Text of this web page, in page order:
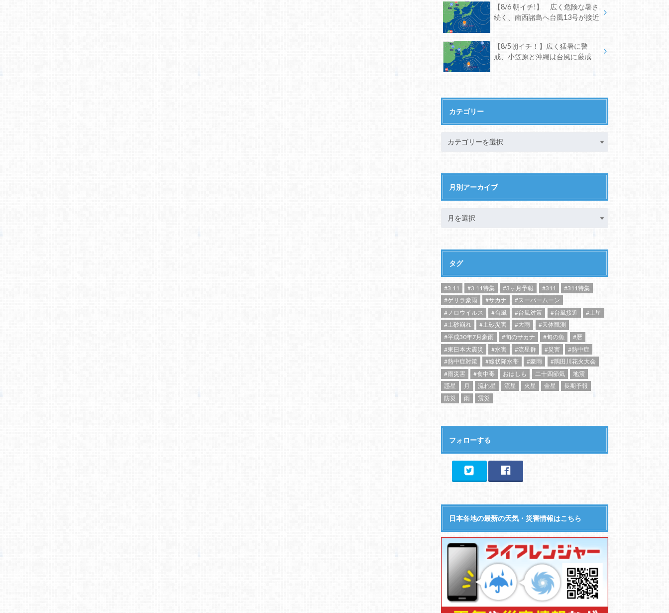
【8/6 朝イチ!】 広く危険な暑さ
続く、南西諸島へ台風13号が接近
【8/5朝イチ！】広く猛暑に警
戒、小笠原と沖縄は台風に厳戒
カテゴリー
月別アーカイブ
タグ
#3.11 #3.11特集 #3ヶ月予報 #311
#311特集
#ゲリラ豪雨
#サカナ
#スーパームーン
#ノロウイルス
#台風 #台風対策 #台風接近
#土星
#土砂崩れ
#土砂災害 #大雨
#天体観測
#平成30年7月豪雨
#旬のサカナ #旬の魚
#暦
#東日本大震災
#水害 #流星群 #災害
#熱中症
#熱中症対策
#線状降水帯 #豪雨
#隅田川花火大会
#雨災害
#食中毒 おはしも 二十四節気
地震
惑星
月 流れ星 流星 火星 金星
長期予報
防災
雨 震災
フォローする
日本各地の最新の天気・災害情報はこちら